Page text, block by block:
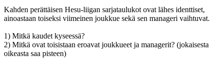
Kahden perättäisen Hesu-liigan sarjataulukot ovat lähes identtiset,
ainoastaan toiseksi viimeinen joukkue sekä sen manageri vaihtuvat.
1) Mitkä kaudet kyseessä?
2) Mitkä ovat toisistaan eroavat joukkueet ja managerit? (jokaisesta
oikeasta saa pisteen)